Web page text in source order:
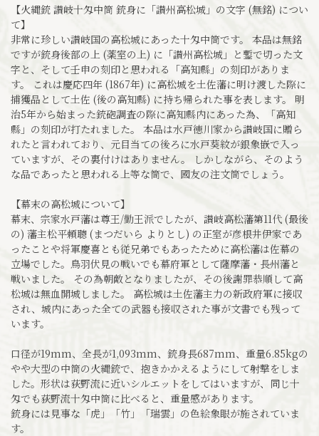
【火縄銃 讃岐十匁中筒 銃身に「讃州高松城」の文字 (無銘) につい
て】
非常に珍しい讃岐国の高松城にあった十匁中筒です。 本品は無銘
ですが銃身後部の上 (薬室の上) に「讃州高松城」と鏨で切った文
字と、そして壬申の刻印と思われる「高知縣」の刻印がありま
す。 これは慶応四年 (1867年) に高松城を土佐藩に明け渡した際に
捕獲品として土佐 (後の高知縣) に持ち帰られた事を表します。 明
治5年から始まった銃砲調査の際に高知縣内にあった為、「高知
縣」の刻印が打たれました。 本品は水戸徳川家から讃岐国に贈ら
れたと言われており、元目当ての後ろに水戸葵紋が銀象嵌で入っ
ていますが、その裏付けはありません。 しかしながら、そのよう
な品であったと思われる上等な筒で、國友の注文筒でしょう。
【幕末の高松城について】
幕末、宗家水戸藩は尊王/勤王派でしたが、讃岐高松藩第11代 (最後
の) 藩主松平頼聰 (まつだいら よりとし) の正室が彦根井伊家であ
ったことや将軍慶喜とも従兄弟でもあったために高松藩は佐幕の
立場でした。鳥羽伏見の戦いでも幕府軍として薩摩藩・長州藩と
戦いました。 その為朝敵となりましたが、その後謝罪恭順して高
松城は無血開城しました。 高松城は土佐藩主力の新政府軍に接収
され、城内にあった全ての武器も接収された事が文書でも残って
います。
口径が19mm、全長が1,093mm、銃身長687mm、重量6.85kgの
やや大型の中筒の火縄銃で、抱きかかえるようにして射撃をしま
した。形状は荻野流に近いシルエットをしてはいますが、同じ十
匁でも荻野流十匁中筒に比べると、重量感があります。
銃身には見事な「虎」「竹」「瑞雲」の色絵象眼が施されていま
す。